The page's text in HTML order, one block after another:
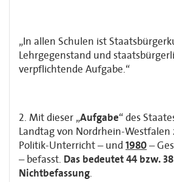
„In allen Schulen ist
Lehrgegenstand und
verpflichtende Aufgabe.“
2. Mit dieser „Aufgabe“ des
Landtag von Nordrhein-
Politik-Unterricht – und 1980–
– befasst. Das bedeutet 44 bzw.
Nichtbefassung.